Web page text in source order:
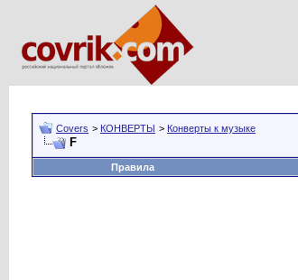
Covers > КОНВЕРТЫ > Конверты к музыке
F
Правила